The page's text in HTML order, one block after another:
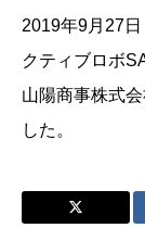
2019年9月27
クティブロボ
山陽商事株式
した。